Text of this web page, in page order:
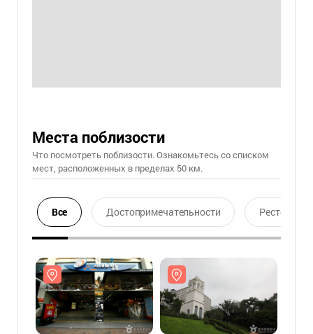
Места поблизости
Что посмотреть поблизости. Ознакомьтесь со списком
мест, расположенных в пределах 50 км.
Все Достопримечательности Ресторан